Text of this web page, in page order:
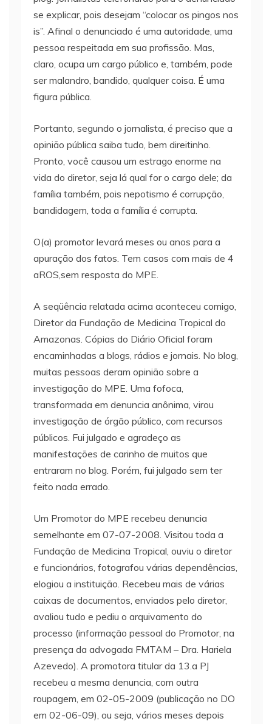
se explicar, pois desejam “colocar os pingos nos
is”. Afinal o denunciado é uma autoridade, uma
pessoa respeitada em sua profissão. Mas,
claro, ocupa um cargo público e, também, pode
ser malandro, bandido, qualquer coisa. É uma
figura pública.
Portanto, segundo o jornalista, é preciso que a
opinião pública saiba tudo, bem direitinho.
Pronto, você causou um estrago enorme na
vida do diretor, seja lá qual for o cargo dele; da
família também, pois nepotismo é corrupção,
bandidagem, toda a família é corrupta.
O(a) promotor levará meses ou anos para a
apuração dos fatos. Tem casos com mais de 4
aROS,sem resposta do MPE.
A seqüência relatada acima aconteceu comigo,
Diretor da Fundação de Medicina Tropical do
Amazonas. Cópias do Diário Oficial foram
encaminhadas a blogs, rádios e jornais. No blog,
muitas pessoas deram opinião sobre a
investigação do MPE. Uma fofoca,
transformada em denuncia anônima, virou
investigação de órgão público, com recursos
públicos. Fui julgado e agradeço as
manifestações de carinho de muitos que
entraram no blog. Porém, fui julgado sem ter
feito nada errado.
Um Promotor do MPE recebeu denuncia
semelhante em 07-07-2008. Visitou toda a
Fundação de Medicina Tropical, ouviu o diretor
e funcionários, fotografou várias dependências,
elogiou a instituição. Recebeu mais de várias
caixas de documentos, enviados pelo diretor,
avaliou tudo e pediu o arquivamento do
processo (informação pessoal do Promotor, na
presença da advogada FMTAM – Dra. Hariela
Azevedo). A promotora titular da 13.a PJ
recebeu a mesma denuncia, com outra
roupagem, em 02-05-2009 (publicação no DO
em 02-06-09), ou seja, vários meses depois